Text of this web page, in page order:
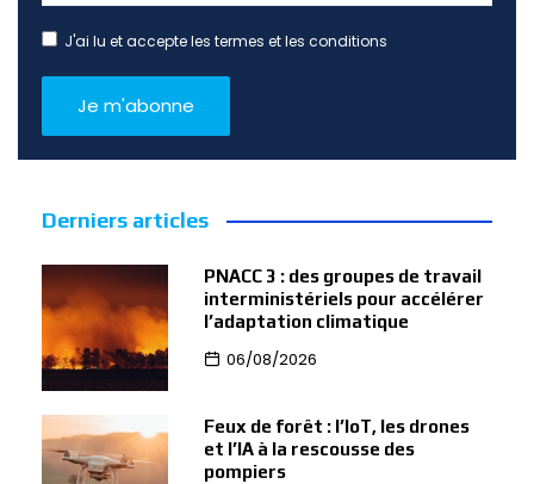
J'ai lu et accepte les termes et les conditions
Derniers articles
PNACC 3 : des groupes de travail
interministériels pour accélérer
l’adaptation climatique
06/08/2026
Feux de forêt : l’IoT, les drones
et l’IA à la rescousse des
pompiers